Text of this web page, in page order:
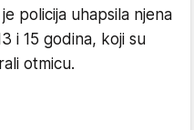
policija uhapsila njena
i 15 godina, koji su
otmicu.